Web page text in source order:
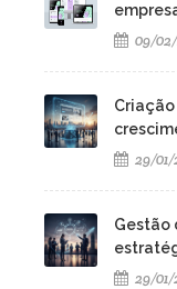
09/
Criação
29/
Gestão
29/